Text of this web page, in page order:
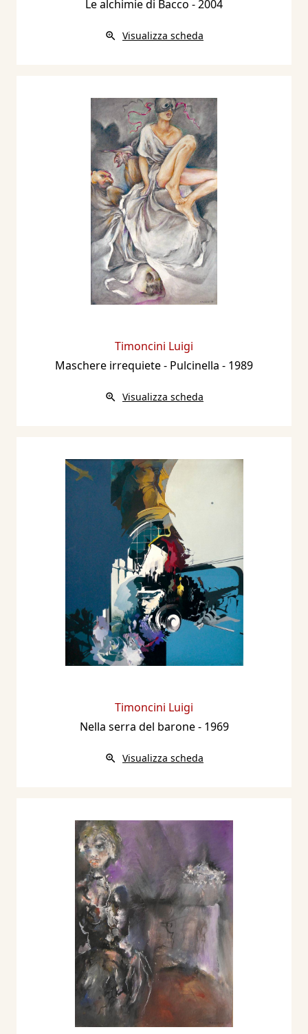
Le alchimie di Bacco - 2004
Visualizza scheda
Timoncini Luigi
Maschere irrequiete - Pulcinella - 1989
Visualizza scheda
Timoncini Luigi
Nella serra del barone- 1969
Visualizza scheda